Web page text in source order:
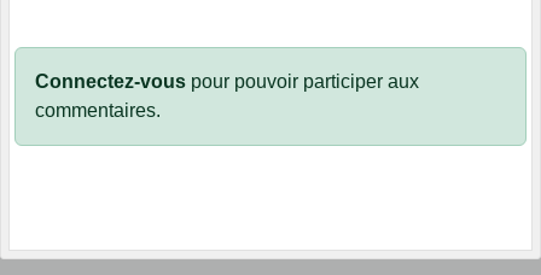
Connectez-vous pour pouvoir participer aux
commentaires.